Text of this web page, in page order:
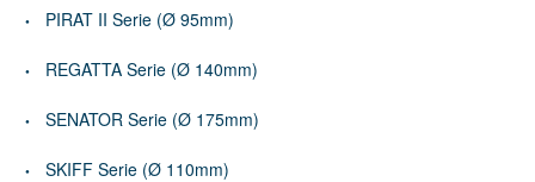
PIRAT II Serie (Ø 95mm)
REGATTA Serie (Ø 140mm)
SENATOR Serie (Ø 175mm)
SKIFF Serie (Ø 110mm)